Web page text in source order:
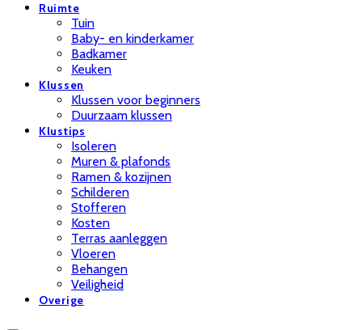
Ruimte
Tuin
Baby- en kinderkamer
Badkamer
Keuken
Klussen
Klussen voor beginners
Duurzaam klussen
Klustips
Isoleren
Muren & plafonds
Ramen & kozijnen
Schilderen
Stofferen
Kosten
Terras aanleggen
Vloeren
Behangen
Veiligheid
Overige